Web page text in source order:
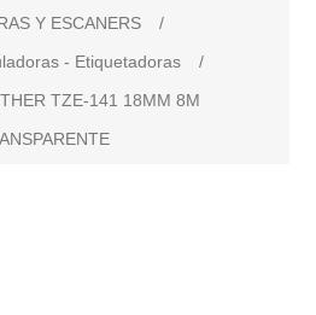
Y ESCANERS
/
- Etiquetadoras
/
TZE-141 18MM 8M